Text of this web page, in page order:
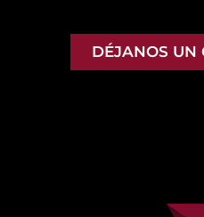
DÉJANOS UN